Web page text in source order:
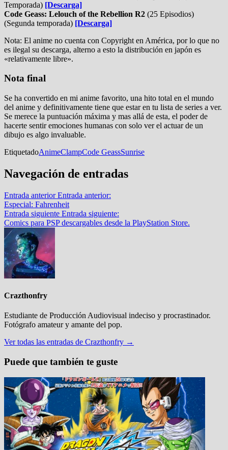
Temporada) [Descarga]
Code Geass: Lelouch of the Rebellion R2 (25 Episodios)
(Segunda temporada) [Descarga]
Nota: El anime no cuenta con Copyright en América, por lo que no
es ilegal su descarga, alterno a esto la distribución en japón es
«relativamente libre».
Nota final
Se ha convertido en mi anime favorito, una hito total en el mundo
del anime y definitivamente tiene que estar en tu lista de series a ver.
Se merece la puntuación máxima y mas allá de esta, el poder de
hacerte sentir emociones humanas con solo ver el actuar de un
dibujo es algo invaluable.
EtiquetadoAnimeClampCode GeassSunrise
Navegación de entradas
Entrada anterior Entrada anterior:
Especial: Fahrenheit
Entrada siguiente Entrada siguiente:
Comics para PSP descargables desde la PlayStation Store.
Crazthonfry
Estudiante de Producción Audiovisual indeciso y procrastinador.
Fotógrafo amateur y amante del pop.
Ver todas las entradas de Crazthonfry →
Puede que también te guste